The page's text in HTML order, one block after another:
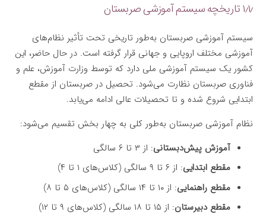
۱٫۱٫ تاریخچه سیستم آموزشی صربستان
سیستم آموزشی صربستان به‌طور تاریخی تحت تأثیر نظام‌های
آموزشی مختلف اروپایی و جهانی قرار گرفته است. در حال حاضر، این
کشور یک سیستم آموزشی ملی دارد که توسط وزارت آموزش، علم و
فناوری صربستان نظارت می‌شود. تحصیل در صربستان از مقطع
ابتدایی شروع شده و تا تحصیلات عالی ادامه می‌یابد.
نظام آموزشی صربستان به‌طور کلی به چهار بخش تقسیم می‌شود:
آموزش پیش‌دبستانی: از ۳ تا ۶ سالگی
مقطع ابتدایی: از ۶ تا ۹ سالگی (کلاس‌های ۱ تا ۴)
مقطع راهنمایی: از ۱۰ تا ۱۴ سالگی (کلاس‌های ۵ تا ۸)
مقطع دبیرستان: از ۱۵ تا ۱۸ سالگی (کلاس‌های ۹ تا ۱۲)